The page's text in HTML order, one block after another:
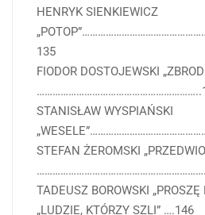
HENRYK SIENKIEWICZ
135
FIODOR DOSTOJEWSKI
STANISŁAW WYSPIAŃSKI
STEFAN ŻEROMSKI
TADEUSZ BOROWSKI
„LUDZIE, KTÓRZY SZLI” ….146